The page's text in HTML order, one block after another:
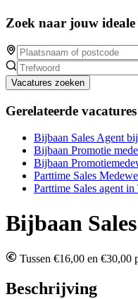
Zoek naar jouw
Vacatures zoeken
Gerelateerde vacatures
Bijbaan Sales Agent
Bijbaan Promotie
Bijbaan
Parttime Sales
Parttime Sales agent
Bijbaan
Tussen €16,00 en €30,00
Beschrijving